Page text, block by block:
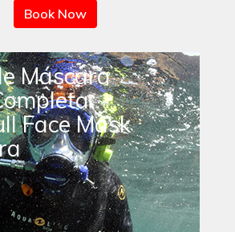
Book Now
Máscara
Face Mask